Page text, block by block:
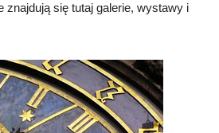
się tutaj galerie, wystawy i